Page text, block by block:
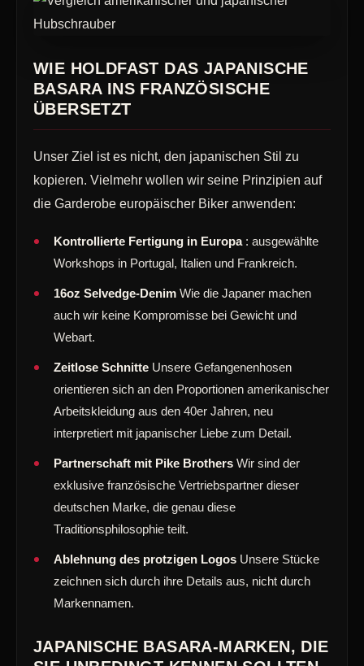
WIE HOLDFAST DAS JAPANISCHE
BASARA INS FRANZÖSISCHE
ÜBERSETZT
Unser Ziel ist es nicht, den japanischen Stil zu
kopieren. Vielmehr wollen wir seine Prinzipien auf
die Garderobe europäischer Biker anwenden:
Kontrollierte Fertigung in Europa: ausgewählte
Workshops in Portugal, Italien und Frankreich.
16oz Selvedge-Denim Wie die Japaner machen
auch wir keine Kompromisse bei Gewicht und
Webart.
Zeitlose Schnitte Unsere Gefangenenhosen
orientieren sich an den Proportionen amerikanischer
Arbeitskleidung aus den 40er Jahren, neu
interpretiert mit japanischer Liebe zum Detail.
Partnerschaft mit Pike Brothers Wir sind der
exklusive französische Vertriebspartner dieser
deutschen Marke, die genau diese
Traditionsphilosophie teilt.
Ablehnung des protzigen Logos Unsere Stücke
zeichnen sich durch ihre Details aus, nicht durch
Markennamen.
JAPANISCHE BASARA-MARKEN, DIE